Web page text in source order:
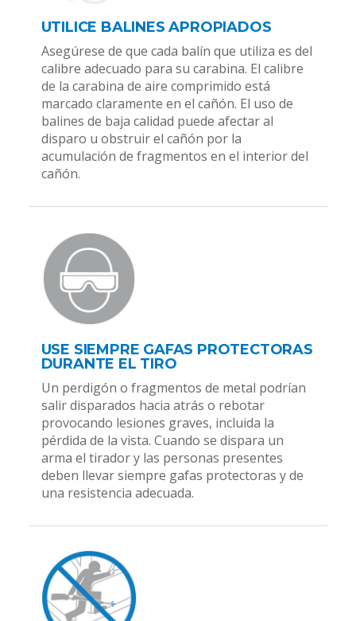
UTILICE BALINES APROPIADOS
Asegúrese de que cada balín que utiliza es del
calibre adecuado para su carabina. El calibre
de la carabina de aire comprimido está
marcado claramente en el cañón. El uso de
balines de baja calidad puede afectar al
disparo u obstruir el cañón por la
acumulación de fragmentos en el interior del
cañón.
USE SIEMPRE GAFAS PROTECTORAS
DURANTE EL TIRO
Un perdigón o fragmentos de metal podrían
salir disparados hacia atrás o rebotar
provocando lesiones graves, incluida la
pérdida de la vista. Cuando se dispara un
arma el tirador y las personas presentes
deben llevar siempre gafas protectoras y de
una resistencia adecuada.